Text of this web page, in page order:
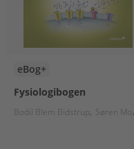
eBog+
Fysiologibogen
Bodil Blem Bidstrup Søren Mortensen